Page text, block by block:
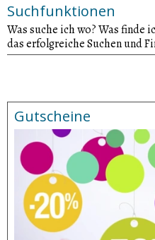
Suchfunktionen
Was suche ich wo? Was finde
das erfolgreiche Suchen und
Gutscheine